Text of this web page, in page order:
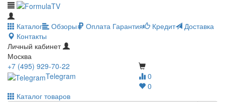
Каталог Обзоры Оплата Гарантия Кредит
Доставка
Контакты
Личный кабинет
Москва
0
0
+7 (495) 929-70-22
Telegram
Каталог товаров